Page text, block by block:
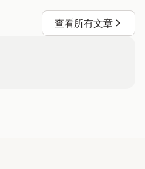
查看所有文章